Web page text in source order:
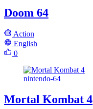
Doom 64
Action
English
0
nintendo-64
Mortal Kombat 4